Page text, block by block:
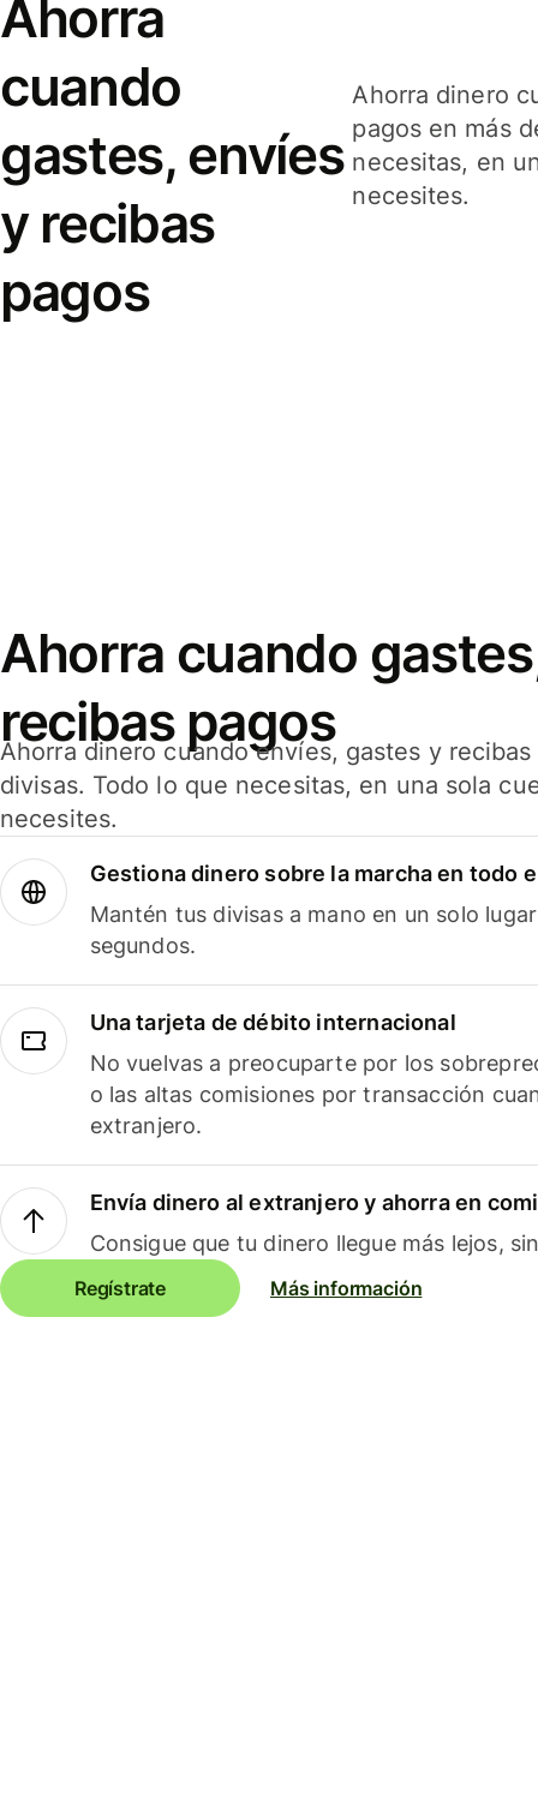
Ahorra
cuando
gastes, envíes
y recibas
pagos
Ahorra dinero
pagos en más
necesitas, en
necesites.
Ahorra cuando
recibas pagos
Ahorra dinero cuando envíes, gastes y
divisas. Todo lo que necesitas, en una sola
necesites.
Gestiona dinero sobre la marcha en todo
Mantén tus divisas a mano en un solo
segundos.
Una tarjeta de débito internacional
No vuelvas a preocuparte por los
o las altas comisiones por transacción
extranjero.
Envía dinero al extranjero y ahorra en
Consigue que tu dinero llegue más lejos,
Regístrate Más información